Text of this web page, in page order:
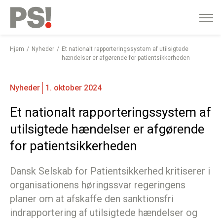
Gå
til
English
Hjem Nyheder
Et nationalt rapporteringssystem af utilsigtede
hændelser er afgørende for patientsikkerheden
Nyheder 1. oktober 2024
Et nationalt rapporteringssystem af
utilsigtede hændelser er afgørende
for patientsikkerheden
Dansk Selskab for Patientsikkerhed kritiserer i
organisationens høringssvar regeringens
planer om at afskaffe den sanktionsfri
indrapportering af utilsigtede hændelser og